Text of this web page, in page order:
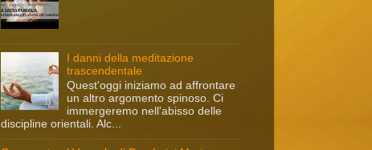
I danni della meditazione
trascendentale
Quest'oggi iniziamo ad affrontare
un altro argomento spinoso. Ci
immergeremo nell'abisso delle
discipline orientali. Alc...